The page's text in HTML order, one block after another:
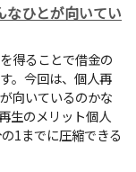
なひとが向いてい
得ることで借金の
。今回は、個人再
向いているのかな
生のメリット個人
1までに圧縮できる